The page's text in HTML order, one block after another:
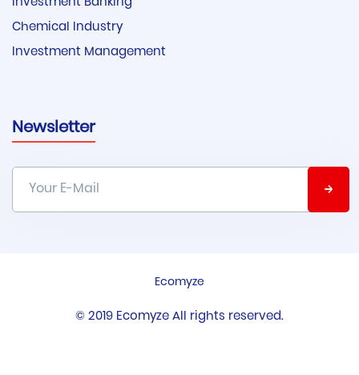
Investment Banking
Chemical Industry
Investment Management
Newsletter
Ecomyze
© 2019 Ecomyze All rights reserved.